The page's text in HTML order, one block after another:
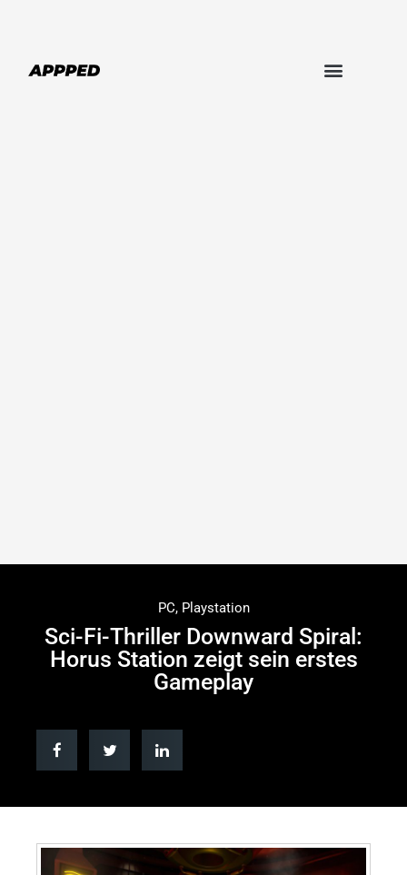
PC, Playstation
Sci-Fi-Thriller Downward Spiral:
Horus Station zeigt sein erstes
Gameplay